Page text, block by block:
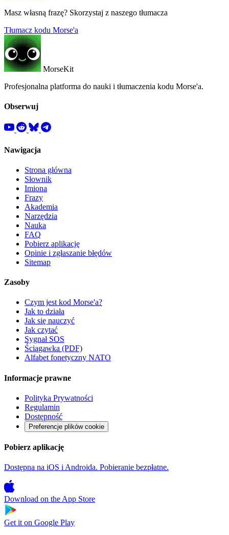
Masz własną frazę? Skorzystaj z naszego tłumacza
Tłumacz kodu Morse'a
MorseKit
Profesjonalna platforma do nauki i tłumaczenia kodu Morse'a.
Obserwuj
Nawigacja
Strona główna
Słownik
Imiona
Frazy
Akademia
Narzędzia
Nauka
FAQ
Pobierz aplikację
Opinie i zgłaszanie błędów
Sitemap
Zasoby
Czym jest kod Morse'a?
Jak to działa
Jak się nauczyć
Jak czytać
Sygnał SOS
Ściągawka (PDF)
Alfabet fonetyczny NATO
Informacje prawne
Polityka Prywatności
Regulamin
Dostępność
Preferencje plików cookie
Pobierz aplikację
Dostępna na iOS i Androida. Pobieranie bezpłatne.
Download on theApp Store
Get it on Google Play